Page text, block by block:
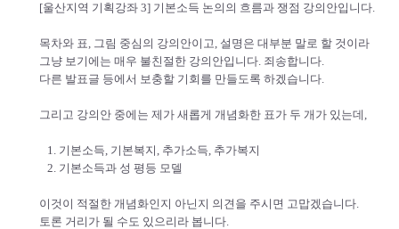
[울산지역 기획강좌 3] 기본소득 논의의 흐름과 쟁점 강의안입니다.
목차와 표, 그림 중심의 강의안이고, 설명은 대부분 말로 할 것이라
그냥 보기에는 매우 불친절한 강의안입니다. 죄송합니다.
다른 발표글 등에서 보충할 기회를 만들도록 하겠습니다.
그리고 강의안 중에는 제가 새롭게 개념화한 표가 두 개가 있는데,
1. 기본소득, 기본복지, 추가소득, 추가복지
2. 기본소득과 성 평등 모델
이것이 적절한 개념화인지 아닌지 의견을 주시면 고맙겠습니다.
토론 거리가 될 수도 있으리라 봅니다.